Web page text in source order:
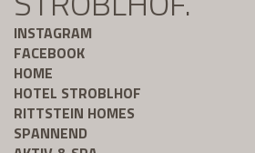
INSTAGRAM
FACEBOOK
HOME
HOTEL STROBLHOF
RITTSTEIN HOMES
SPANNEND